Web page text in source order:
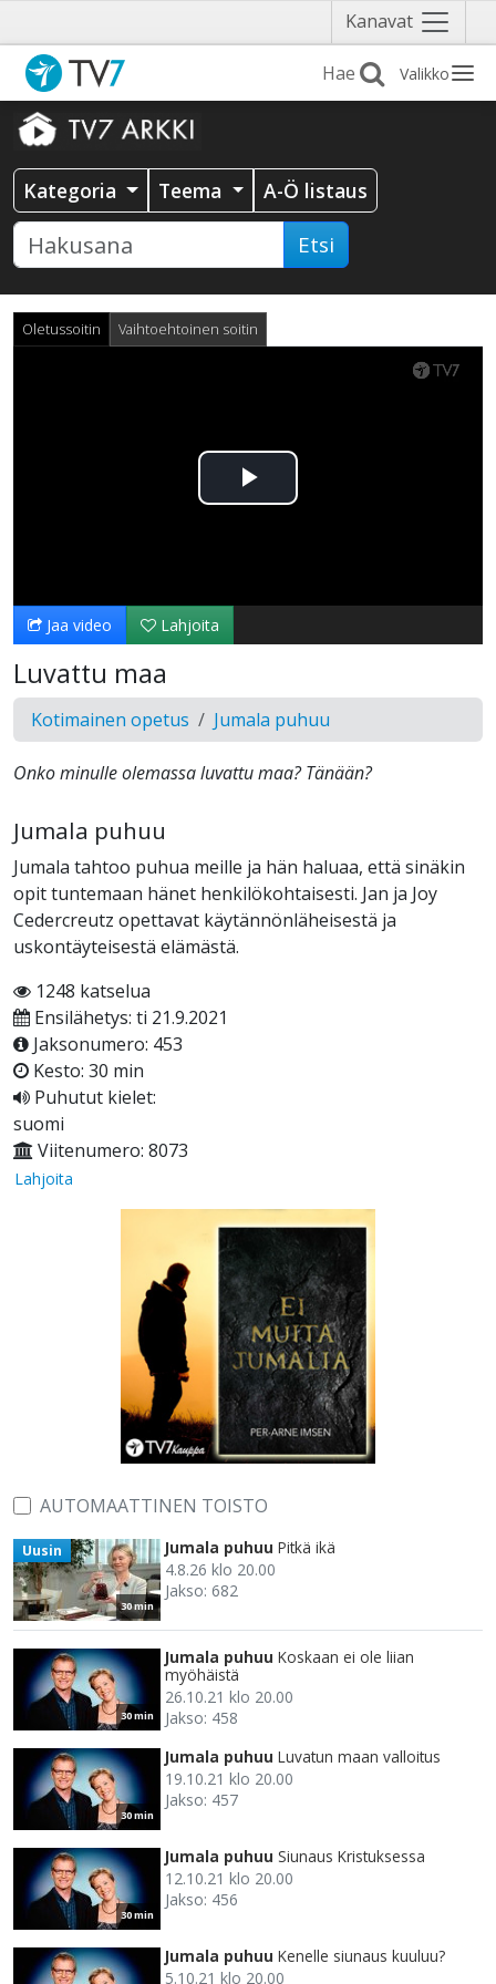
Kanavat Näytä
valikko
Valikko
Kategoria Teema A-Ö listaus
Etsi
Oletussoitin Vaihtoehtoinen soitin
Toista
Jaa video Lahjoita
Luvattu maa
Kotimainen opetus Jumala puhuu
Onko minulle olemassa luvattu maa? Tänään?
Jumala puhuu
Jumala tahtoo puhua meille ja hän haluaa, että sinäkin
opit tuntemaan hänet henkilökohtaisesti. Jan ja Joy
Cedercreutz opettavat käytännönläheisestä ja
uskontäyteisestä elämästä.
1248 katselua
Ensilähetys: ti 21.9.2021
Jaksonumero: 453
Kesto: 30 min
Puhutut kielet:
suomi
Viitenumero: 8073
Lahjoita
AUTOMAATTINEN TOISTO
30 min
Uusin Jumala puhuu Pitkä ikä
4.8.26 klo 20.00
Jakso: 682
30 min
Jumala puhuu Koskaan ei ole liian
myöhäistä
26.10.21 klo 20.00
Jakso: 458
30 min
Jumala puhuu Luvatun maan valloitus
19.10.21 klo 20.00
Jakso: 457
30 min
Jumala puhuu Siunaus Kristuksessa
12.10.21 klo 20.00
Jakso: 456
Jumala puhuu Kenelle siunaus kuuluu?
5.10.21 klo 20.00